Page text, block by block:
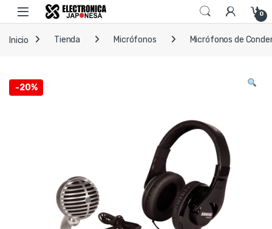
Skip to navigation
Skip to content
Open 0
Inicio Tienda Micrófonos Micrófonos de
-20%